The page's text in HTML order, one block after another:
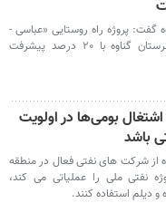
گفت: پروژه راه روستایی «عباسی -
محمدصالحی» شهرستان گناوه با ۲۰ درصد پیشرفت
اشتغال بومی‌ها در اولویت
باشد
از شرکت های نفتی فعال در منطقه
نفتی ملی را عملیاتی می کند،
دیلم استفاده کنند.